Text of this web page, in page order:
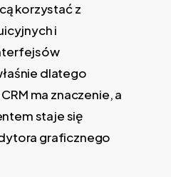
korzystać z
i
dlatego
ma znaczenie, a
staje się
graficznego